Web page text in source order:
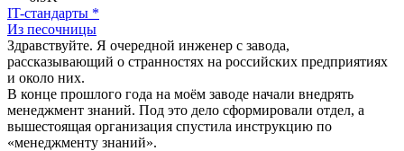
IT-стандарты *
Из песочницы
Здравствуйте. Я очередной инженер с завода,
рассказывающий о странностях на российских предприятиях
и около них.
В конце прошлого года на моём заводе начали внедрять
менеджмент знаний. Под это дело сформировали отдел, а
вышестоящая организация спустила инструкцию по
«менеджменту знаний».